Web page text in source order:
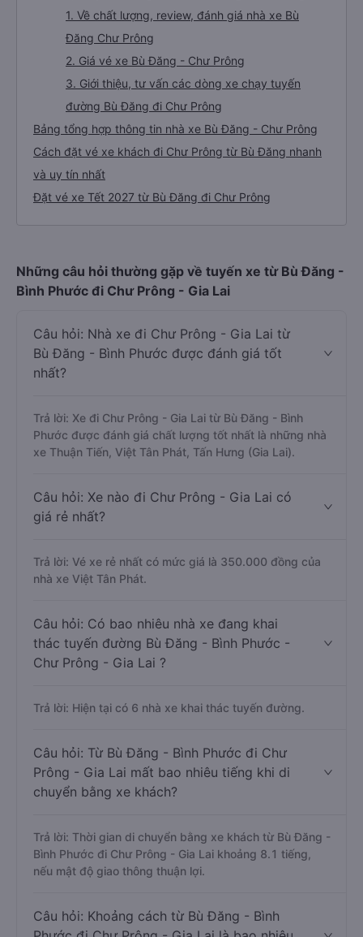
1. Về chất lượng, review, đánh giá nhà xe Bù
Đăng Chư Prông
2. Giá vé xe Bù Đăng - Chư Prông
3. Giới thiệu, tư vấn các dòng xe chạy tuyến
đường Bù Đăng đi Chư Prông
Bảng tổng hợp thông tin nhà xe Bù Đăng - Chư Prông
Cách đặt vé xe khách đi Chư Prông từ Bù Đăng nhanh
và uy tín nhất
Đặt vé xe Tết 2027 từ Bù Đăng đi Chư Prông
Những câu hỏi thường gặp về tuyến xe từ Bù Đăng -
Bình Phước đi Chư Prông - Gia Lai
Câu hỏi: Nhà xe đi Chư Prông - Gia Lai từ
Bù Đăng - Bình Phước được đánh giá tốt
nhất?
Trả lời: Xe đi Chư Prông - Gia Lai từ Bù Đăng - Bình
Phước được đánh giá chất lượng tốt nhất là những nhà
xe Thuận Tiến, Việt Tân Phát, Tấn Hưng (Gia Lai).
Câu hỏi: Xe nào đi Chư Prông - Gia Lai có
giá rẻ nhất?
Trả lời: Vé xe rẻ nhất có mức giá là 350.000 đồng của
nhà xe Việt Tân Phát.
Câu hỏi: Có bao nhiêu nhà xe đang khai
thác tuyến đường Bù Đăng - Bình Phước -
Chư Prông - Gia Lai ?
Trả lời: Hiện tại có 6 nhà xe khai thác tuyến đường.
Câu hỏi: Từ Bù Đăng - Bình Phước đi Chư
Prông - Gia Lai mất bao nhiêu tiếng khi di
chuyển bằng xe khách?
Trả lời: Thời gian di chuyển bằng xe khách từ Bù Đăng -
Bình Phước đi Chư Prông - Gia Lai khoảng 8.1 tiếng,
nếu mật độ giao thông thuận lợi.
Câu hỏi: Khoảng cách từ Bù Đăng - Bình